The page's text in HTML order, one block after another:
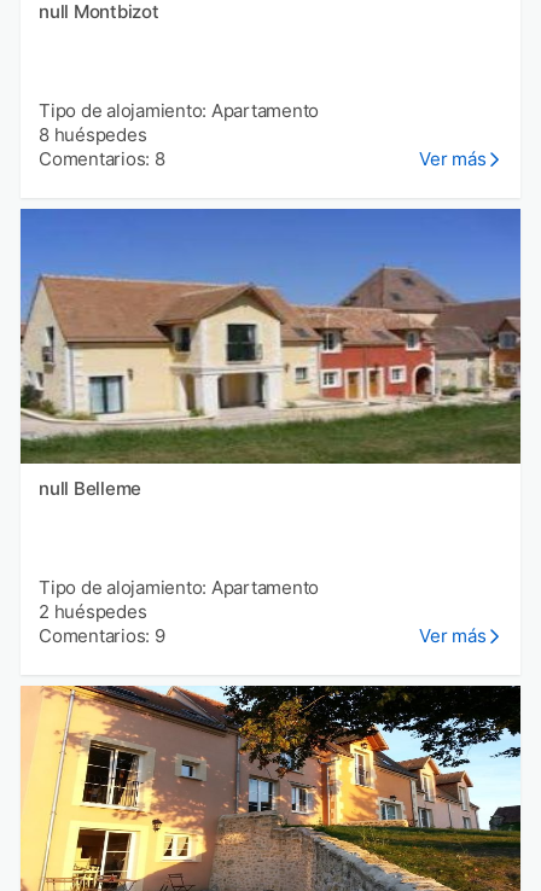
null Montbizot
Tipo de alojamiento: Apartamento
8 huéspedes
Comentarios: 8
Ver más
null Belleme
Tipo de alojamiento: Apartamento
2 huéspedes
Comentarios: 9
Ver más